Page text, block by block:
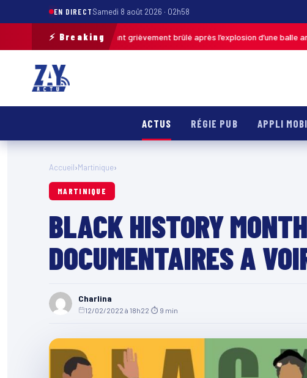
EN DIRECTSamedi 8 août 2026 · 02h58
⚡ Breaking
de-Calais : un enfant grièvement brûlé après l’explosion d’une balle antistress
ACTUS RÉGIE PUB APPLI
Accueil›Martinique›
MARTINIQUE
BLACK HISTORY
DOCUMENTAIRES A
Charlina
12/02/2022 à 18h22 ⏱ 9 min